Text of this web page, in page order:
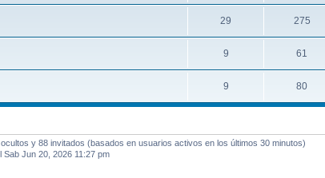
29 275
9 61
9 80
y 88 invitados (basados en usuarios activos en los últimos 30 minutos)
Sab Jun 20, 2026 11:27 pm